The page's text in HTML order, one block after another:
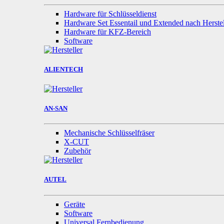
Hardware für Schlüsseldienst
Hardware Set Essentail und Extended nach
Hardware für KFZ-Bereich
Software
ALIENTECH
AN-SAN
Mechanische Schlüsselfräser
X-CUT
Zubehör
AUTEL
Geräte
Software
Universal Fernbedienung